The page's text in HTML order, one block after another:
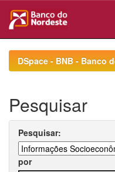
navigationDSpace - BNB - Banco
Pesquisar
Pesquisar:
por